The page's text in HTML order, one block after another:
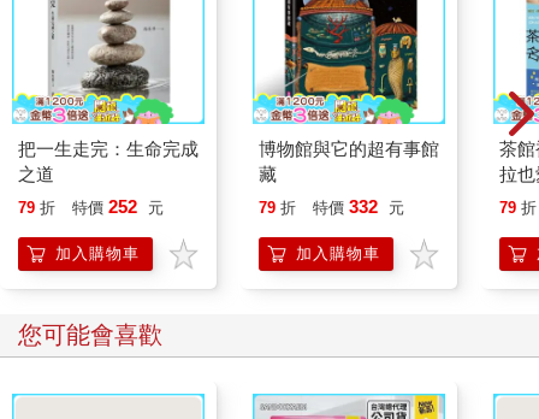
把一生走完：生命完成
之道
79 折 特價 252 元
加入購物車
博物館與它的超有事館
藏
79 折 特價 332 元
加入購物車
茶
拉
網
79 折
您可能會喜歡